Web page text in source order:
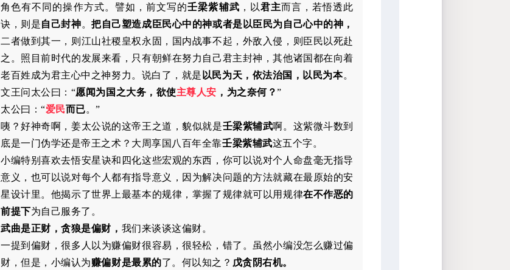
角色有不同的操作方式。譬如，前文写的壬梁紫辅武 ，以君主而言，若悟透此
诀，则是自己封神。把自己塑造成臣民心中的神或者是以臣民为自己心中的神，
二者做到其一，则江山社稷皇权永固，国内战事不起，外敌入侵，则臣民以死赴
之。照目前时代的发展来看，只有朝鲜在努力自己君主封神，其他诸国都在向着
老百姓成为君主心中之神努力。说白了，就是 以民为天，依法治国，以民为本。
文王问太公曰：“愿闻为国之大务，欲使主尊人安 ，为之奈何？”
太公曰：“爱民而已。”
咦？好神奇啊，姜太公说的这帝王之道，貌似就是壬梁紫辅武啊。这紫微斗数到
底是一门伪学还是帝王之术？大周享国八百年全靠壬梁紫辅武这五个字。
小编特别喜欢去悟安星诀和四化这些宏观的东西，你可以说对个人命盘毫无指导
意义，也可以说对每个人都有指导意义，因为解决问题的方法就藏在最原始的安
星设计里。他揭示了世界上最基本的规律，掌握了规律就可以用规律在不作恶的
前提下为自己服务了。
武曲是正财，贪狼是偏财， 我们来谈谈这偏财。
一提到偏财，很多人以为赚偏财很容易，很轻松，错了。虽然小编没怎么赚过偏
财，但是，小编认为赚偏财是最累的了。何以知之？ 戊贪阴右机。